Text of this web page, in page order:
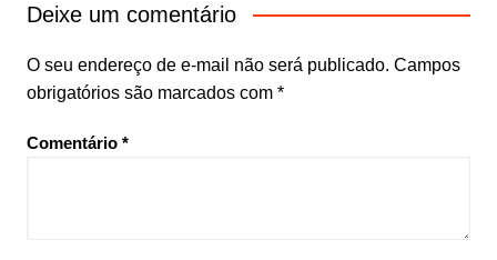
Deixe um comentário
O seu endereço de e-mail não será publicado. Campos
obrigatórios são marcados com *
Comentário *